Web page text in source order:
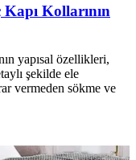
Kollarının
yapısal özellikleri,
şekilde ele
vermeden sökme ve